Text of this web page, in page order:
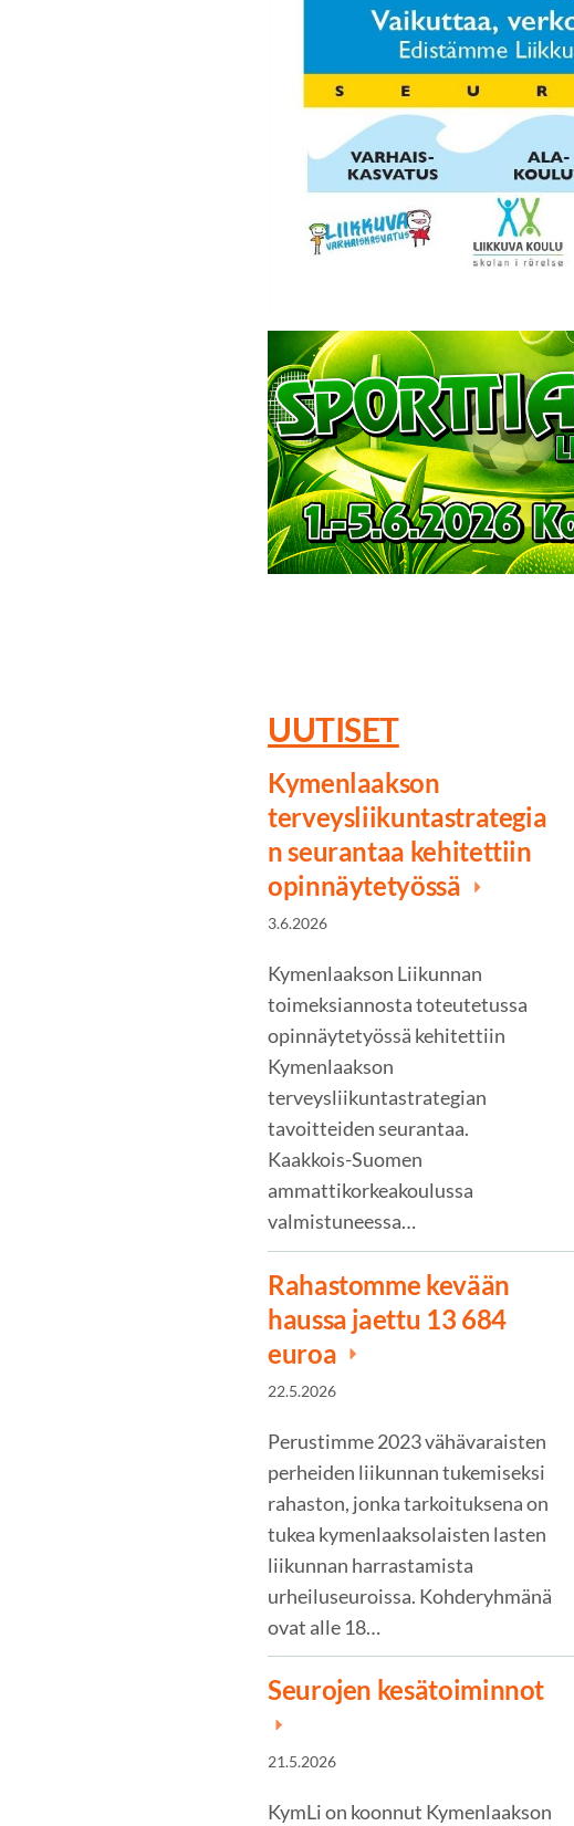
UUTISET
Kymenlaakson
terveysliikuntastrategia
n seurantaa kehitettiin
opinnäytetyössä
3.6.2026
Kymenlaakson Liikunnan
toimeksiannosta toteutetussa
opinnäytetyössä kehitettiin
Kymenlaakson
terveysliikuntastrategian
tavoitteiden seurantaa.
Kaakkois-Suomen
ammattikorkeakoulussa
valmistuneessa…
Rahastomme kevään
haussa jaettu 13 684
euroa
22.5.2026
Perustimme 2023 vähävaraisten
perheiden liikunnan tukemiseksi
rahaston, jonka tarkoituksena on
tukea kymenlaaksolaisten lasten
liikunnan harrastamista
urheiluseuroissa. Kohderyhmänä
ovat alle 18…
Seurojen kesätoiminnot
21.5.2026
KymLi on koonnut Kymenlaakson